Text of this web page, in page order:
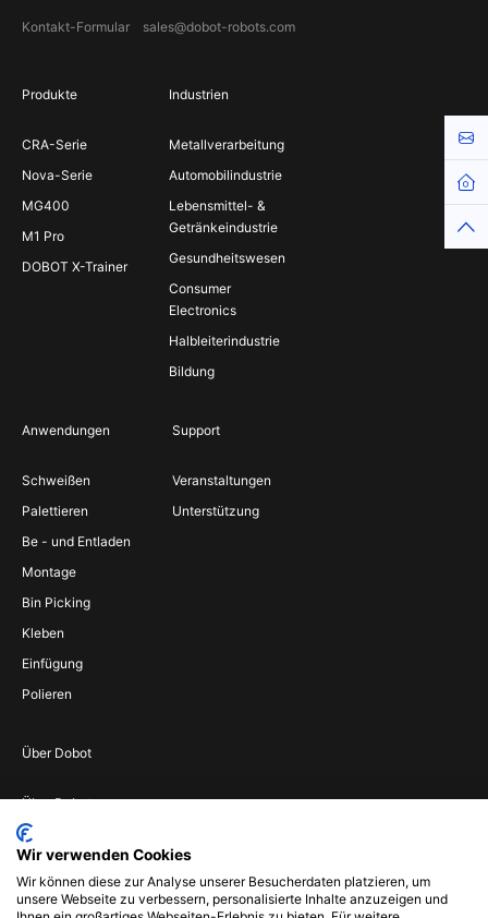
Kontakt-Formular sales@dobot-robots.com
Produkte
CRA-Serie
Nova-Serie
MG400
M1 Pro
DOBOT X-Trainer
Industrien
Metallverarbeitung
Automobilindustrie
Lebensmittel- &
Getränkeindustrie
Gesundheitswesen
Consumer
Electronics
Halbleiterindustrie
Bildung
Anwendungen
Schweißen
Palettieren
Be - und Entladen
Montage
Bin Picking
Kleben
Einfügung
Polieren
Support
Veranstaltungen
Unterstützung
Über Dobot
Über Dobot
Werden Sie
Vertriebspartner
Wenden Sie sich an
uns
Wir verwenden Cookies
Wir können diese zur Analyse unserer Besucherdaten platzieren, um
unsere Webseite zu verbessern, personalisierte Inhalte anzuzeigen und